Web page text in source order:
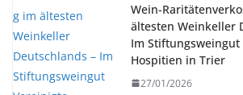
Wein-
ältesten Weinkeller
Im
Hospitien in Trier
27/01/2026